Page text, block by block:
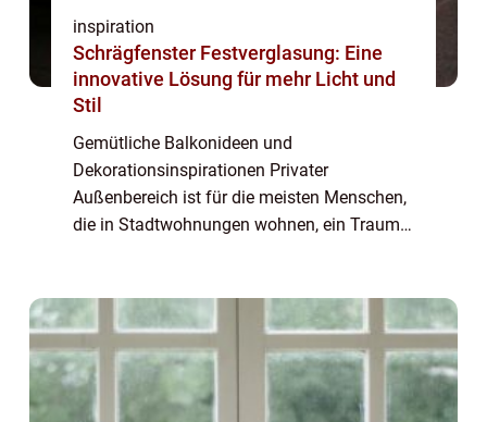
inspiration
Schrägfenster Festverglasung: Eine
innovative Lösung für mehr Licht und
Stil
Gemütliche Balkonideen und
Dekorationsinspirationen Privater
Außenbereich ist für die meisten Menschen,
die in Stadtwohnungen wohnen, ein Traum